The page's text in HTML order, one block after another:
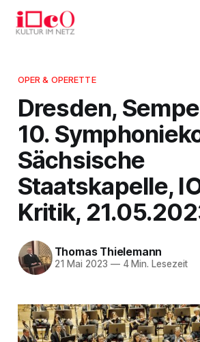
OPER & OPERETTE
Dresden,
10.
Sächsische
Staatskapelle,
Kritik,
Thomas Thielemann
21 Mai 2023 —4 Min. Lesezeit